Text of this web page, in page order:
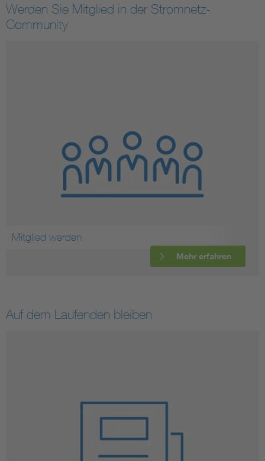
Werden Sie Mitglied in der Stromnetz-
Community
Mitglied werden
Mehr erfahren
Auf dem Laufenden bleiben